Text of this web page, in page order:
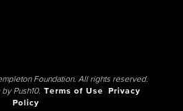
Foundation. All rights reserved.
by Push10. Terms of Use
Privacy
Policy